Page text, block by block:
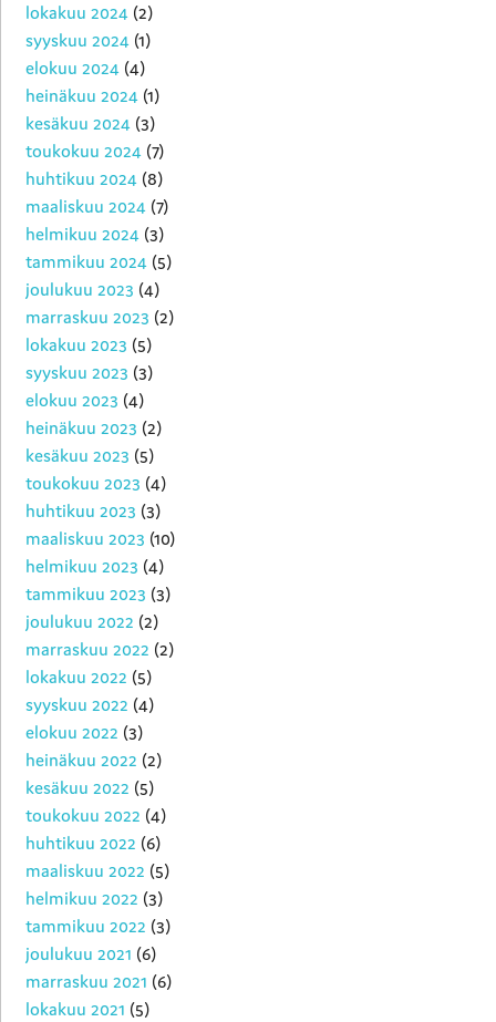
lokakuu 2024 (2)
syyskuu 2024 (1)
elokuu 2024 (4)
heinäkuu 2024 (1)
kesäkuu 2024 (3)
toukokuu 2024 (7)
huhtikuu 2024 (8)
maaliskuu 2024 (7)
helmikuu 2024 (3)
tammikuu 2024 (5)
joulukuu 2023 (4)
marraskuu 2023 (2)
lokakuu 2023 (5)
syyskuu 2023 (3)
elokuu 2023 (4)
heinäkuu 2023 (2)
kesäkuu 2023 (5)
toukokuu 2023 (4)
huhtikuu 2023 (3)
maaliskuu 2023 (10)
helmikuu 2023 (4)
tammikuu 2023 (3)
joulukuu 2022 (2)
marraskuu 2022 (2)
lokakuu 2022 (5)
syyskuu 2022 (4)
elokuu 2022 (3)
heinäkuu 2022 (2)
kesäkuu 2022 (5)
toukokuu 2022 (4)
huhtikuu 2022 (6)
maaliskuu 2022 (5)
helmikuu 2022 (3)
tammikuu 2022 (3)
joulukuu 2021 (6)
marraskuu 2021 (6)
lokakuu 2021 (5)